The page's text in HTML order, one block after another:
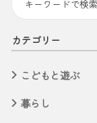
カテゴリー
こどもと遊ぶ
暮らし